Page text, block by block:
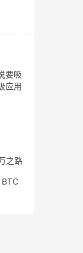
要吸
应用
之路
BTC